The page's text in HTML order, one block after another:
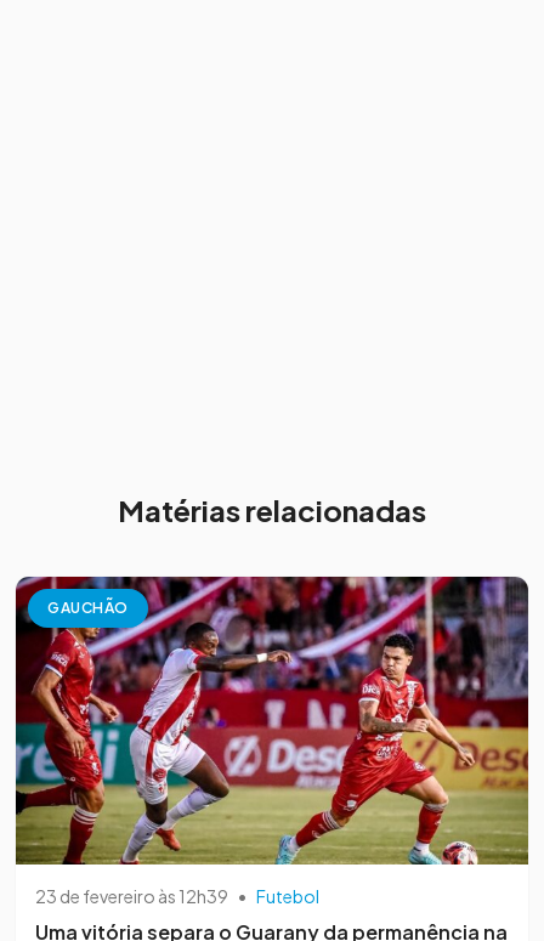
Matérias relacionadas
GAUCHÃO
23 de fevereiro às 12h39 • Futebol
Uma vitória separa o Guarany da permanência na